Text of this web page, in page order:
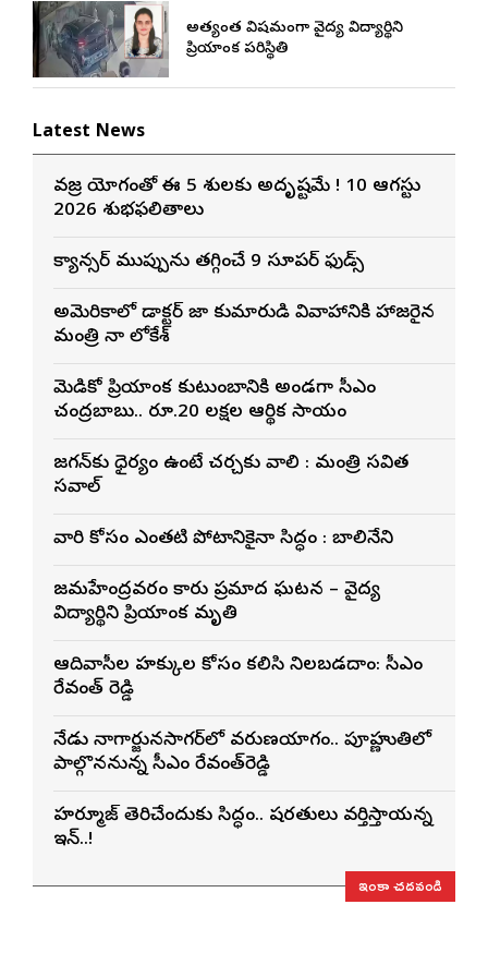
అత్యంత విషమంగా వైద్య విద్యార్థిని
ప్రియాంక పరిస్థితి
Latest News
వజ్ర యోగంతో ఈ 5 రాశులకు అదృష్టమే ! 10 ఆగస్టు
2026 శుభఫలితాలు
క్యాన్సర్ ముప్పును తగ్గించే 9 సూపర్ ఫుడ్స్
అమెరికాలో డాక్టర్ రాజా కుమారుడి వివాహానికి హాజరైన
మంత్రి నారా లోకేశ్
మెడికో ప్రియాంక కుటుంబానికి అండగా సీఎం
చంద్రబాబు.. రూ.20 లక్షల ఆర్థిక సాయం
జగన్‌కు ధైర్యం ఉంటే చర్చకు రావాలి : మంత్రి సవిత
సవాల్
వారి కోసం ఎంతటి పోరాటానికైనా సిద్ధం : బాలినేని
రాజమహేంద్రవరం కారు ప్రమాద ఘటన – వైద్య
విద్యార్థిని ప్రియాంక మృతి
ఆదివాసీల హక్కుల కోసం కలిసి నిలబడదాం: సీఎం
రేవంత్ రెడ్డి
నేడు నాగార్జునసాగర్‌లో వరుణయాగం.. పూర్ణాహుతిలో
పాల్గొననున్న సీఎం రేవంత్‌రెడ్డి
హర్మూజ్ తెరిచేందుకు సిద్ధం.. షరతులు వర్తిస్తాయన్న
ఇరాన్..!
ఇంకా చదవండి